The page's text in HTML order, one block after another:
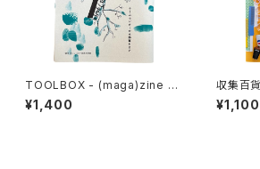
TOOLBOX - (maga)zine 雑
想 DIY実践思想録 1
¥1,400
収集百
¥1,100